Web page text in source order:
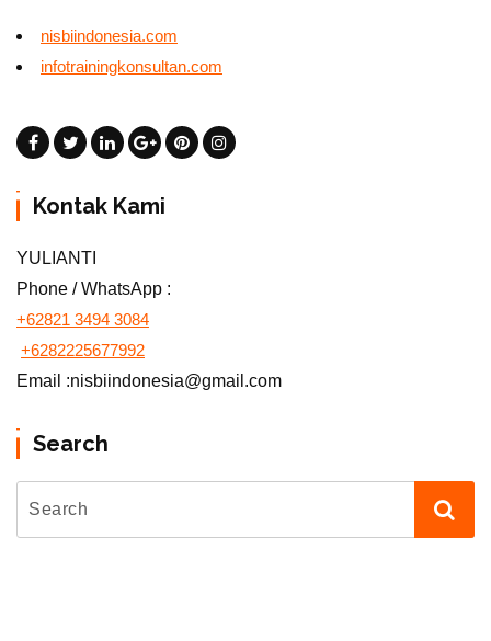
nisbiindonesia.com
infotrainingkonsultan.com
Kontak Kami
YULIANTI
Phone / WhatsApp :
+62821 3494 3084
+6282225677992
Email :nisbiindonesia@gmail.com
Search